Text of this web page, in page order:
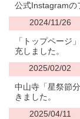
公式Instagramの
2024/11/26
「トップページ
充しました。
2025/02/02
中山寺「星祭節
きました。
2025/04/11